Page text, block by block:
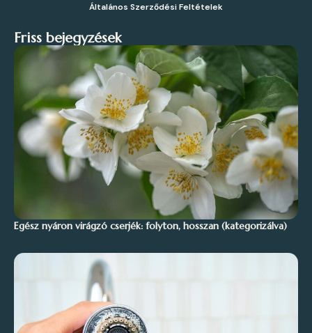
Általános Szerződési Feltételek
Friss bejegyzések
Egész nyáron virágzó cserjék: folyton, hosszan (kategorizálva)